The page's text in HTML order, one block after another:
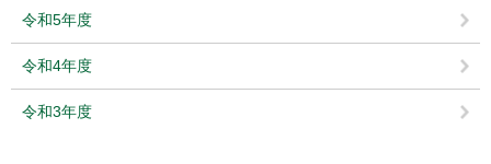
令和5年度
令和4年度
令和3年度